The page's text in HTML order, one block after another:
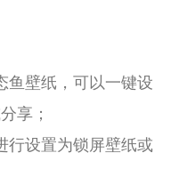
鱼壁纸，可以一键设
享；
行设置为锁屏壁纸或